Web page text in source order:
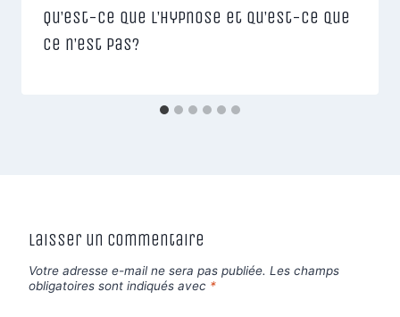
Qu’est-ce que l’hypnose et qu’est-ce que
ce n’est pas?
Laisser un commentaire
Votre adresse e-mail ne sera pas publiée. Les champs
obligatoires sont indiqués avec *